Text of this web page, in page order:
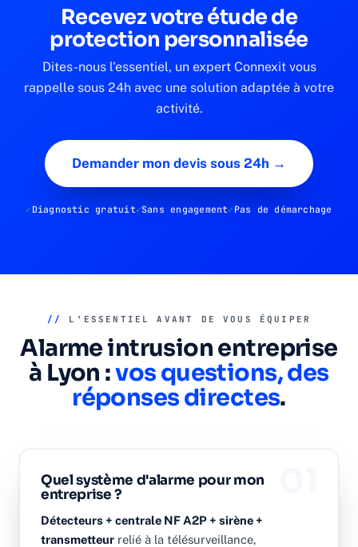
Recevez votre étude de
protection personnalisée
Dites-nous l'essentiel, un expert Connexit vous
rappelle sous 24h avec une solution adaptée à votre
activité.
Demander mon devis sous 24h →
Diagnostic gratuit Sans engagement Pas de démarchage
// L'ESSENTIEL AVANT DE VOUS ÉQUIPER
Alarme intrusion entreprise
à Lyon :vos questions, des
réponses directes.
Quel système d'alarme pour mon
entreprise ?
Détecteurs + centrale NF A2P + sirène +
transmetteur relié à la télésurveillance,